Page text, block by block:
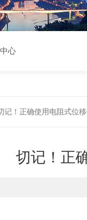
心
记！正确使用电阻式位
切记！正